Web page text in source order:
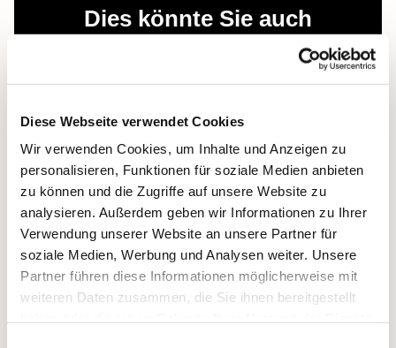
Diese Webseite verwendet Cookies
Wir verwenden Cookies, um Inhalte und Anzeigen zu
personalisieren, Funktionen für soziale Medien anbieten
zu können und die Zugriffe auf unsere Website zu
analysieren. Außerdem geben wir Informationen zu Ihrer
Verwendung unserer Website an unsere Partner für
soziale Medien, Werbung und Analysen weiter. Unsere
Partner führen diese Informationen möglicherweise mit
weiteren Daten zusammen, die Sie ihnen bereitgestellt
Dies könnte Sie auch
interessieren